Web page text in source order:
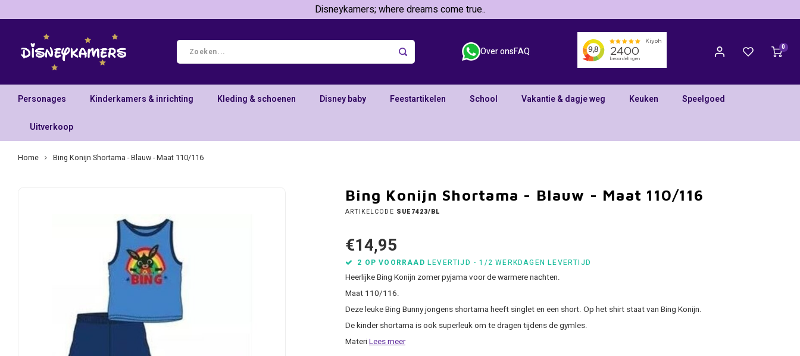
Disneykamers; where dreams come true..
Over onsFAQ 0
Personages Kinderkamers & inrichting Kleding & schoenen Disney baby Feestartikelen School Vakantie & dagje weg Keuken Speelgoed
Uitverkoop
Home Bing Konijn Shortama - Blauw - Maat 110/116
Bing Konijn Shortama - Blauw - Maat 110/116
ARTIKELCODE SUE7423/BL
€14,95
2 OP VOORRAAD LEVERTIJD - 1/2 WERKDAGEN LEVERTIJD
Heerlijke Bing Konijn zomer pyjama voor de warmere nachten.
Maat 110/116.
Deze leuke Bing Bunny jongens shortama heeft singlet en een short. Op het shirt staat van Bing Konijn.
De kinder shortama is ook superleuk om te dragen tijdens de gymles.
MateriLees meer